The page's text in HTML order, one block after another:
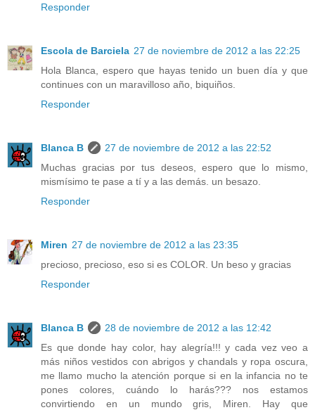
Responder
Escola de Barciela 27 de noviembre de 2012 a las 22:25
Hola Blanca, espero que hayas tenido un buen día y que
continues con un maravilloso año, biquiños.
Responder
Blanca B
27 de noviembre de 2012 a las 22:52
Muchas gracias por tus deseos, espero que lo mismo,
mismísimo te pase a tí y a las demás. un besazo.
Responder
Miren 27 de noviembre de 2012 a las 23:35
precioso, precioso, eso si es COLOR. Un beso y gracias
Responder
Blanca B
28 de noviembre de 2012 a las 12:42
Es que donde hay color, hay alegría!!! y cada vez veo a
más niños vestidos con abrigos y chandals y ropa oscura,
me llamo mucho la atención porque si en la infancia no te
pones colores, cuándo lo harás??? nos estamos
convirtiendo en un mundo gris, Miren. Hay que